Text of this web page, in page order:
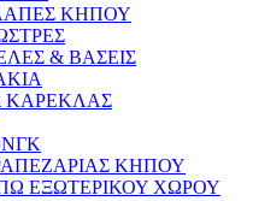
ΚΗΠΟΥ
& ΒΑΣΕΙΣ
ΚΑΡΕΚΛΑΣ
ΚΗΠΟΥ
ΕΞΩΤΕΡΙΚΟΥ ΧΩΡΟΥ